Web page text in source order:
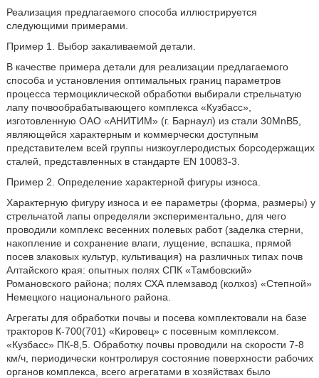
Реализация предлагаемого способа иллюстрируется
следующими примерами.
Пример 1. Выбор закаливаемой детали.
В качестве примера детали для реализации предлагаемого
способа и установления оптимальных границ параметров
процесса термоциклической обработки выбирали стрельчатую
лапу почвообрабатывающего комплекса «Кузбасс»,
изготовленную ОАО «АНИТИМ» (г. Барнаул) из стали 30MnB5,
являющейся характерным и коммерчески доступным
представителем всей группы низкоуглеродистых борсодержащих
сталей, представленных в стандарте EN 10083-3.
Пример 2. Определение характерной фигуры износа.
Характерную фигуру износа и ее параметры (форма, размеры) у
стрельчатой лапы определяли экспериментально, для чего
проводили комплекс весенних полевых работ (заделка стерни,
накопление и сохранение влаги, лущение, вспашка, прямой
посев злаковых культур, культивация) на различных типах почв
Алтайского края: опытных полях СПК «Тамбовский»
Романовского района; полях СХА племзавод (колхоз) «Степной»
Немецкого национального района.
Агрегаты для обработки почвы и посева комплектовали на базе
тракторов К-700(701) «Кировец» с посевным комплексом.
«Кузбасс» ПК-8,5. Обработку почвы проводили на скорости 7-8
км/ч, периодически контролируя состояние поверхности рабочих
органов комплекса, всего агрегатами в хозяйствах было